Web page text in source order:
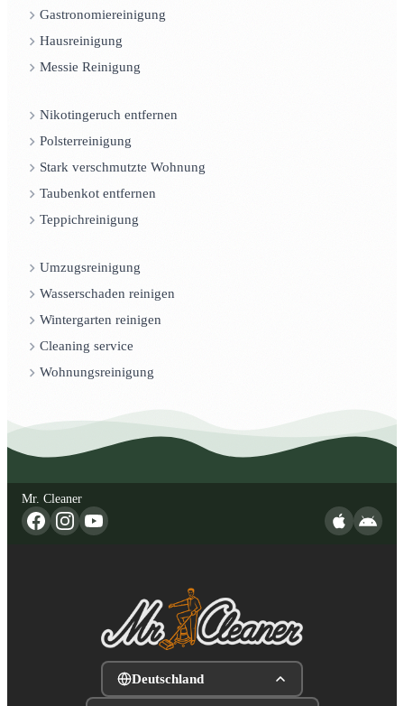
Gastronomiereinigung
Hausreinigung
Messie Reinigung
Nikotingeruch entfernen
Polsterreinigung
Stark verschmutzte Wohnung
Taubenkot entfernen
Teppichreinigung
Umzugsreinigung
Wasserschaden reinigen
Wintergarten reinigen
Cleaning service
Wohnungsreinigung
Mr. Cleaner
Deutschland